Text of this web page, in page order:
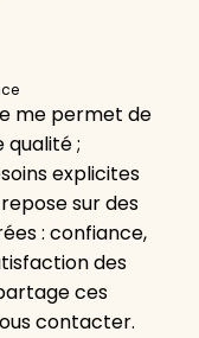
me permet de
;
explicites
sur des
: confiance,
des
ces
contacter.